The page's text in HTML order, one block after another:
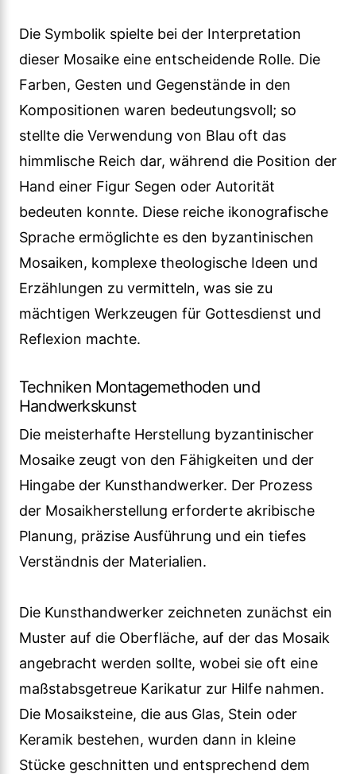
Die Symbolik spielte bei der Interpretation
dieser Mosaike eine entscheidende Rolle. Die
Farben, Gesten und Gegenstände in den
Kompositionen waren bedeutungsvoll; so
stellte die Verwendung von Blau oft das
himmlische Reich dar, während die Position der
Hand einer Figur Segen oder Autorität
bedeuten konnte. Diese reiche ikonografische
Sprache ermöglichte es den byzantinischen
Mosaiken, komplexe theologische Ideen und
Erzählungen zu vermitteln, was sie zu
mächtigen Werkzeugen für Gottesdienst und
Reflexion machte.
Techniken Montagemethoden und
Handwerkskunst
Die meisterhafte Herstellung byzantinischer
Mosaike zeugt von den Fähigkeiten und der
Hingabe der Kunsthandwerker. Der Prozess
der Mosaikherstellung erforderte akribische
Planung, präzise Ausführung und ein tiefes
Verständnis der Materialien.
Die Kunsthandwerker zeichneten zunächst ein
Muster auf die Oberfläche, auf der das Mosaik
angebracht werden sollte, wobei sie oft eine
maßstabsgetreue Karikatur zur Hilfe nahmen.
Die Mosaiksteine, die aus Glas, Stein oder
Keramik bestehen, wurden dann in kleine
Stücke geschnitten und entsprechend dem